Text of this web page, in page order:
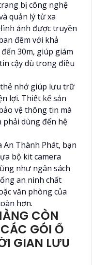
bị công nghệ
quản lý từ xa
ảnh được truyền
đêm với khả
30m, giúp giám
cậy dù trong điều
nhớ giúp lưu trữ
lợi. Thiết kế sản
vệ thông tin mà
phải dùng đến hệ
An Thành Phát, bạn
bộ kit camera
như ngân sách
an ninh chất
văn phòng của
hơn.
CÒN
GÓI Ổ
GIAN LƯU